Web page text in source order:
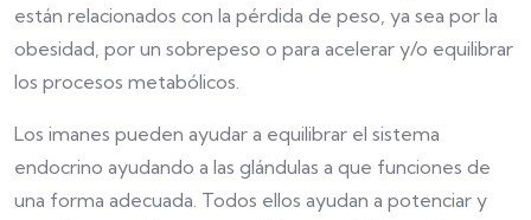
están relacionados con la pérdida de peso, ya sea por la
obesidad, por un sobrepeso o para acelerar y/o equilibrar
los procesos metabólicos.
Los imanes pueden ayudar a equilibrar el sistema
endocrino ayudando a las glándulas a que funciones de
una forma adecuada. Todos ellos ayudan a potenciar y